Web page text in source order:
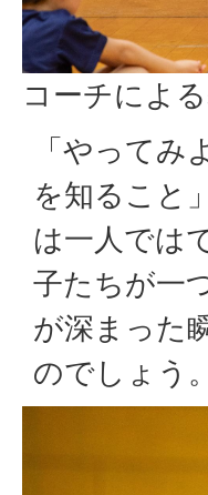
コーチによ
「やって
を知ること
は一人では
子たちが一
が深まった
のでしょう。